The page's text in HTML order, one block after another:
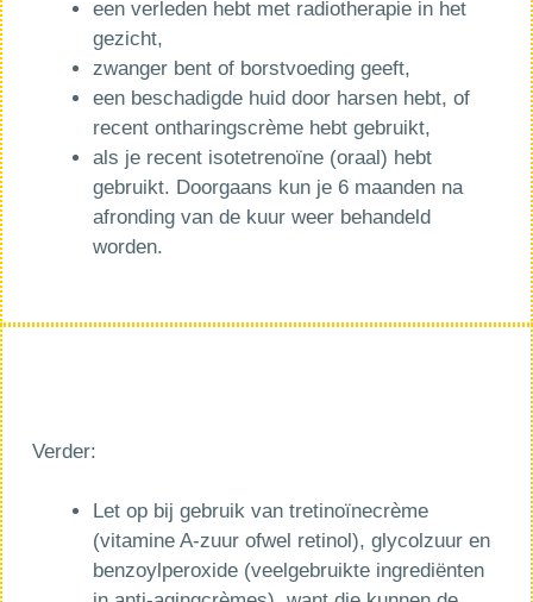
een verleden hebt met radiotherapie in het
gezicht,
zwanger bent of borstvoeding geeft,
een beschadigde huid door harsen hebt, of
recent ontharingscrème hebt gebruikt,
als je recent isotetrenoïne (oraal) hebt
gebruikt. Doorgaans kun je 6 maanden na
afronding van de kuur weer behandeld
worden.
Verder:
Let op bij gebruik van tretinoïnecrème
(vitamine A-zuur ofwel retinol), glycolzuur en
benzoylperoxide (veelgebruikte ingrediënten